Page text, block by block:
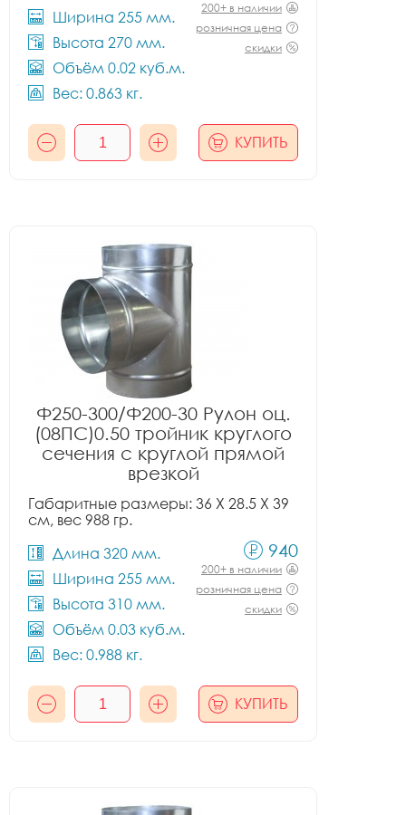
Ширина 255 мм.
Высота 270 мм.
Объём 0.02 куб.м.
Вес: 0.863 кг.
200+ в наличии
розничная цена
скидки
КУПИТЬ
Ф250-300/Ф200-30 Рулон оц.
(08ПС)0.50 тройник круглого
сечения с круглой прямой
врезкой
Габаритные размеры: 36 X 28.5 X 39
см, вес 988 гр.
Длина 320 мм.
Ширина 255 мм.
Высота 310 мм.
Объём 0.03 куб.м.
Вес: 0.988 кг.
940
200+ в наличии
розничная цена
скидки
КУПИТЬ